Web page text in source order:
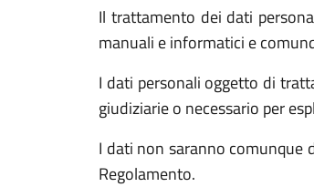
Il trattamento dei dati
manuali e informatici e
I dati personali oggetto di
giudiziarie o necessario per
I dati non saranno comunque
Regolamento.